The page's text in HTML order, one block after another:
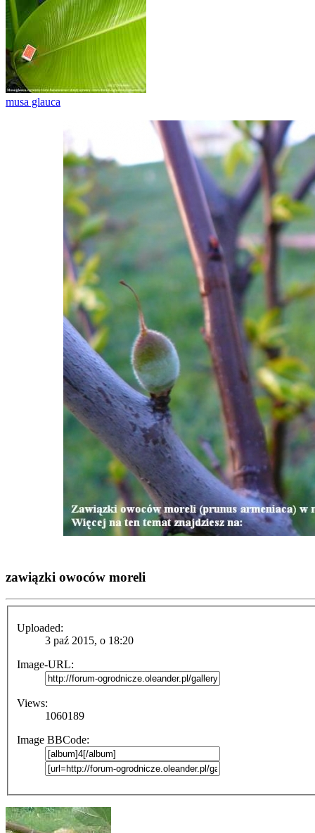
musa glauca
zawiązki owoców moreli
Uploaded:
3 paź 2015, o 18:20
Image-URL:
Views:
1060189
Image BBCode: